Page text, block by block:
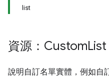
list
資源：CustomList
說明自訂名單實體，例如自